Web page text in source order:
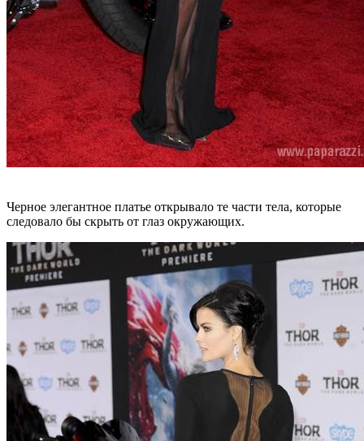
Черное элегантное платье открывало те части тела, которые
следовало бы скрыть от глаз окружающих.